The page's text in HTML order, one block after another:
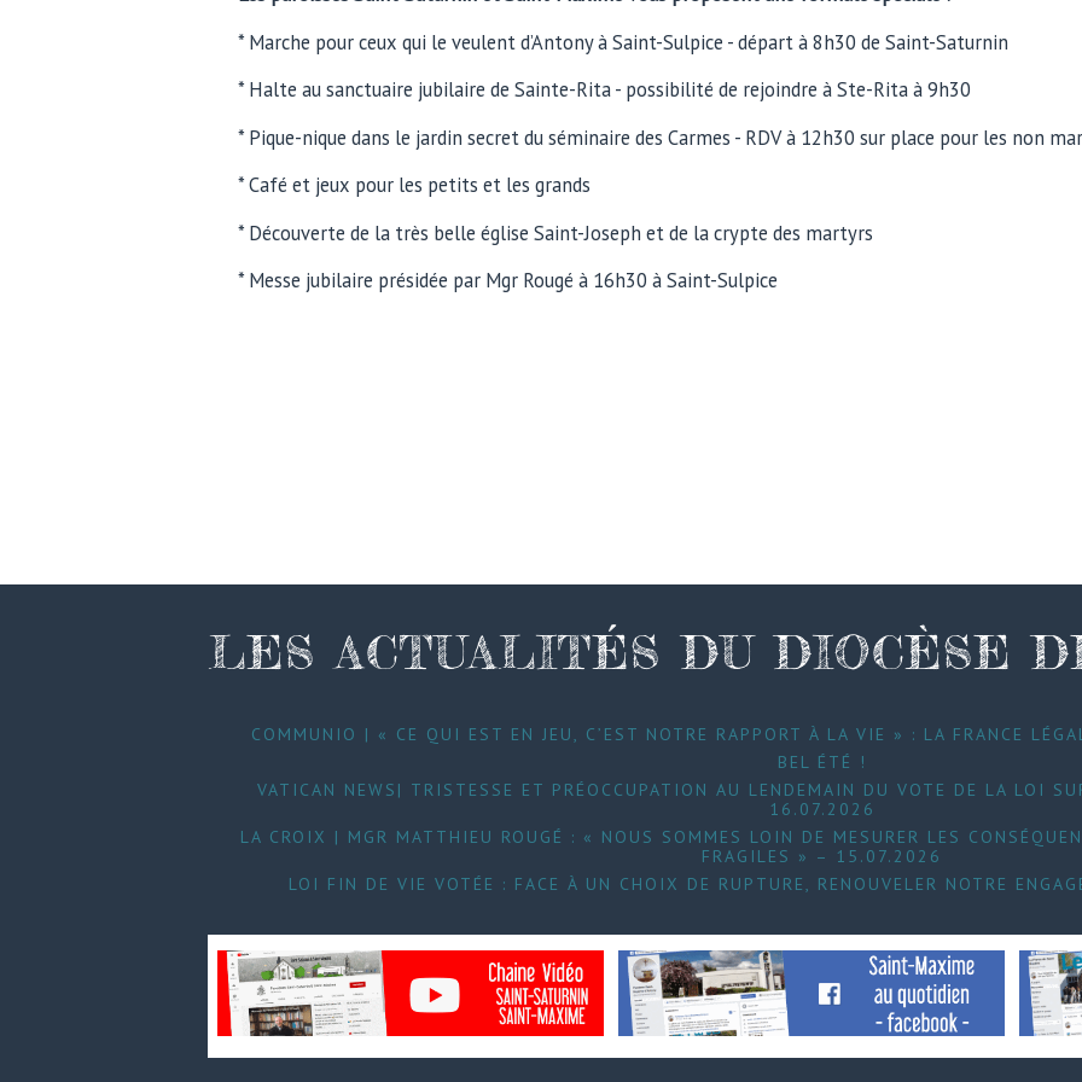
* Marche pour ceux qui le veulent d’Antony à Saint-Sulpice - départ à 8h30 de Saint-Saturnin
* Halte au sanctuaire jubilaire de Sainte-Rita - possibilité de rejoindre à Ste-Rita à 9h30
* Pique-nique dans le jardin secret du séminaire des Carmes - RDV à 12h30 sur place pour les non
* Café et jeux pour les petits et les grands
* Découverte de la très belle église Saint-Joseph et de la crypte des martyrs
* Messe jubilaire présidée par Mgr Rougé à 16h30 à Saint-Sulpice
LES ACTUALITÉS DU DIOCÈSE
COMMUNIO | « CE QUI EST EN JEU, C’EST NOTRE RAPPORT À LA VIE » : LA FRANCE
BEL ÉTÉ !
VATICAN NEWS| TRISTESSE ET PRÉOCCUPATION AU LENDEMAIN DU VOTE DE LA LOI
16.07.2026
LA CROIX | MGR MATTHIEU ROUGÉ : « NOUS SOMMES LOIN DE MESURER LES
FRAGILES » – 15.07.2026
LOI FIN DE VIE VOTÉE : FACE À UN CHOIX DE RUPTURE, RENOUVELER NOTRE